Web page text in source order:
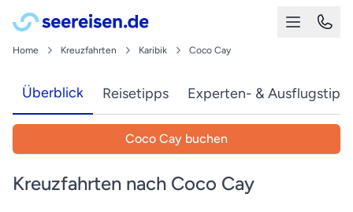
Home Kreuzfahrten Karibik Coco Cay
Überblick Reisetipps Experten- &
Coco Cay buchen
Kreuzfahrten nach Coco Cay